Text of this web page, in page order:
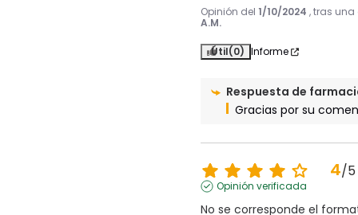
Opinión del 1/10/2024 , tras
A.M.
Útil(0) Informe
Respuesta de
Gracias por su
4/5
Opinión verificada
No se corresponde el